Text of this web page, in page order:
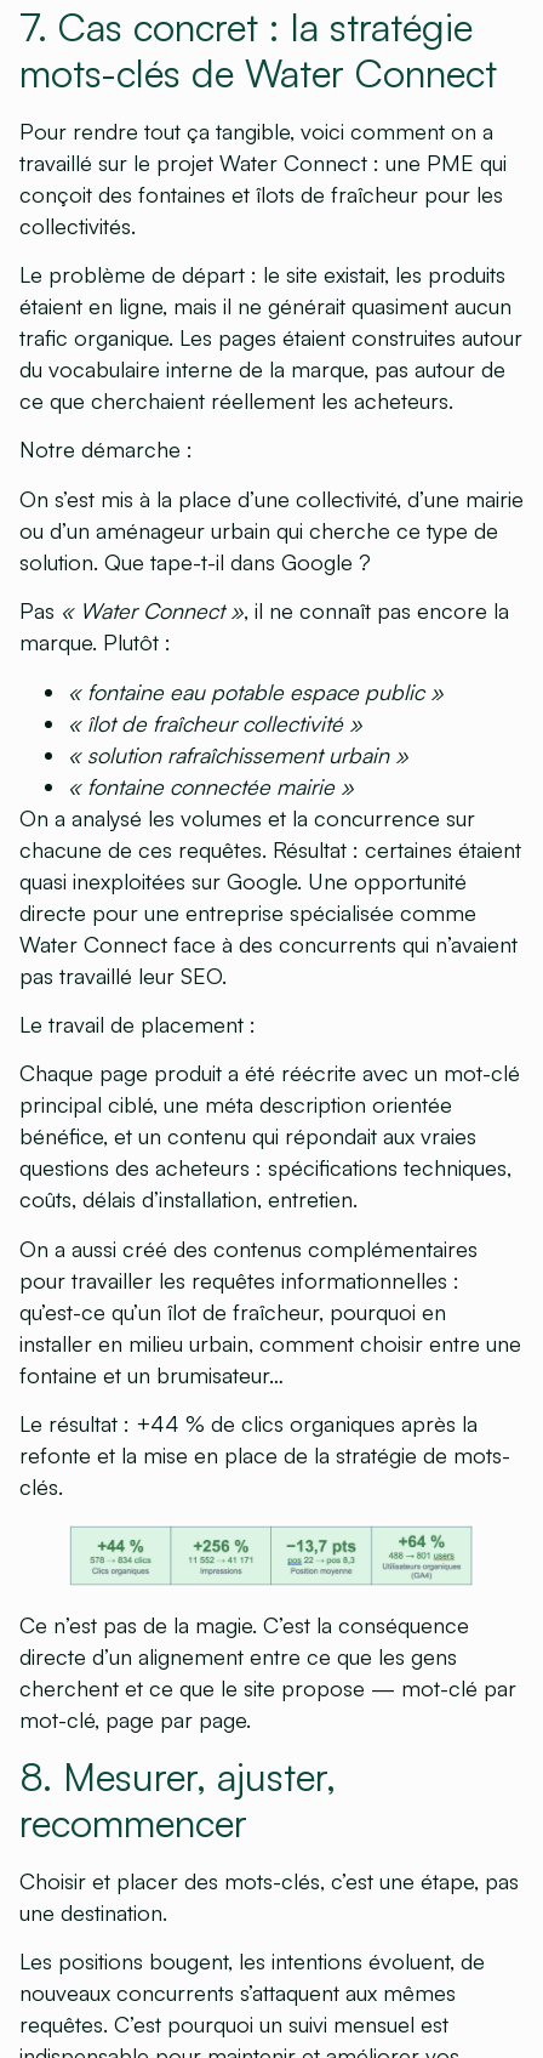
7. Cas concret : la stratégie
mots-clés de Water Connect
Pour rendre tout ça tangible, voici comment on a
travaillé sur le projet Water Connect : une PME qui
conçoit des fontaines et îlots de fraîcheur pour les
collectivités.
Le problème de départ : le site existait, les produits
étaient en ligne, mais il ne générait quasiment aucun
trafic organique. Les pages étaient construites autour
du vocabulaire interne de la marque, pas autour de
ce que cherchaient réellement les acheteurs.
Notre démarche :
On s’est mis à la place d’une collectivité, d’une mairie
ou d’un aménageur urbain qui cherche ce type de
solution. Que tape-t-il dans Google ?
Pas « Water Connect », il ne connaît pas encore la
marque. Plutôt :
« fontaine eau potable espace public »
« îlot de fraîcheur collectivité »
« solution rafraîchissement urbain »
« fontaine connectée mairie »
On a analysé les volumes et la concurrence sur
chacune de ces requêtes. Résultat : certaines étaient
quasi inexploitées sur Google. Une opportunité
directe pour une entreprise spécialisée comme
Water Connect face à des concurrents qui n’avaient
pas travaillé leur SEO.
Le travail de placement :
Chaque page produit a été réécrite avec un mot-clé
principal ciblé, une méta description orientée
bénéfice, et un contenu qui répondait aux vraies
questions des acheteurs : spécifications techniques,
coûts, délais d’installation, entretien.
On a aussi créé des contenus complémentaires
pour travailler les requêtes informationnelles :
qu’est-ce qu’un îlot de fraîcheur, pourquoi en
installer en milieu urbain, comment choisir entre une
fontaine et un brumisateur…
Le résultat : +44 % de clics organiques après la
refonte et la mise en place de la stratégie de mots-
clés.
Ce n’est pas de la magie. C’est la conséquence
directe d’un alignement entre ce que les gens
cherchent et ce que le site propose — mot-clé par
mot-clé, page par page.
8. Mesurer, ajuster,
recommencer
Choisir et placer des mots-clés, c’est une étape, pas
une destination.
Les positions bougent, les intentions évoluent, de
nouveaux concurrents s’attaquent aux mêmes
requêtes. C’est pourquoi un suivi mensuel est